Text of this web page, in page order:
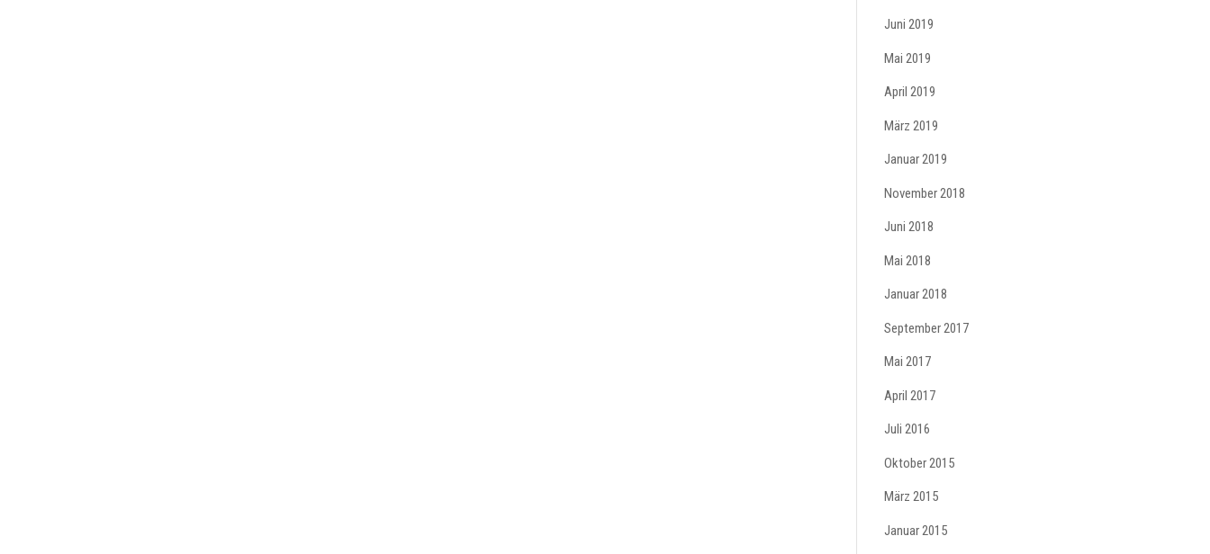
Juni 2019
Mai 2019
April 2019
März 2019
Januar 2019
November 2018
Juni 2018
Mai 2018
Januar 2018
September 2017
Mai 2017
April 2017
Juli 2016
Oktober 2015
März 2015
Januar 2015